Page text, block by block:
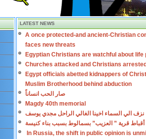
LATEST NEWS
A once protected-and ancient-Christian
faces new threats
Egyptian Christians are watchful about life
Churches attacked and Christians
Egypt officials abetted kidnappers of
Muslim Brotherhood behind abduction
صار الحب انساناً
Magdy 40th memorial
نزف الي السماء اخينا الغالي الراحل مجدي يوسف
أقباط قرية ” العزيب” بسمالوط بسبب بناء كنيسة
In Russia, the shift in public opinion is